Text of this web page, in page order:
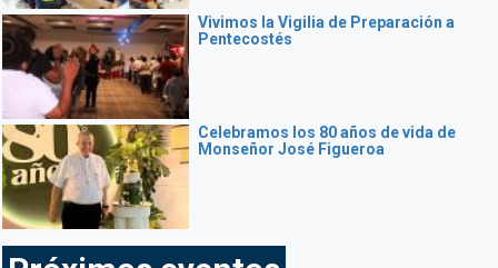
Vivimos la Vigilia de Preparación a
Pentecostés
Celebramos los 80 años de vida de
Monseñor José Figueroa